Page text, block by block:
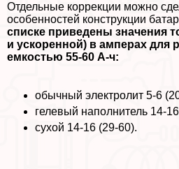
Отдельные коррекции можно
особенностей конструкции
списке приведены значения
и ускоренной) в амперах для
емкостью 55-60 А-ч:
обычный электролит 5-6
гелевый наполнитель 14-
сухой 14-16 (29-60).